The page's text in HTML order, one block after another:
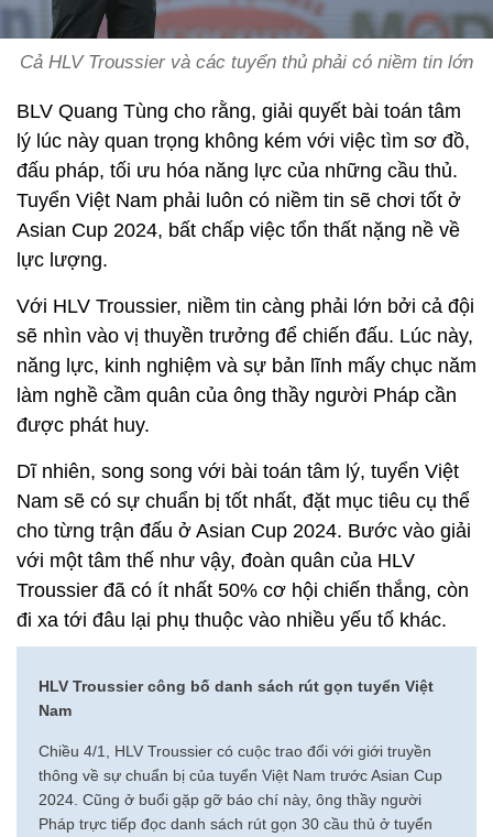
Cả HLV Troussier và các tuyển thủ phải có niềm tin lớn
BLV Quang Tùng cho rằng, giải quyết bài toán tâm
lý lúc này quan trọng không kém với việc tìm sơ đồ,
đấu pháp, tối ưu hóa năng lực của những cầu thủ.
Tuyển Việt Nam phải luôn có niềm tin sẽ chơi tốt ở
Asian Cup 2024, bất chấp việc tổn thất nặng nề về
lực lượng.
Với HLV Troussier, niềm tin càng phải lớn bởi cả đội
sẽ nhìn vào vị thuyền trưởng để chiến đấu. Lúc này,
năng lực, kinh nghiệm và sự bản lĩnh mấy chục năm
làm nghề cầm quân của ông thầy người Pháp cần
được phát huy.
Dĩ nhiên, song song với bài toán tâm lý, tuyển Việt
Nam sẽ có sự chuẩn bị tốt nhất, đặt mục tiêu cụ thể
cho từng trận đấu ở Asian Cup 2024. Bước vào giải
với một tâm thế như vậy, đoàn quân của HLV
Troussier đã có ít nhất 50% cơ hội chiến thắng, còn
đi xa tới đâu lại phụ thuộc vào nhiều yếu tố khác.
HLV Troussier công bố danh sách rút gọn tuyển Việt
Nam
Chiều 4/1, HLV Troussier có cuộc trao đổi với giới truyền
thông về sự chuẩn bị của tuyển Việt Nam trước Asian Cup
2024. Cũng ở buổi gặp gỡ báo chí này, ông thầy người
Pháp trực tiếp đọc danh sách rút gọn 30 cầu thủ ở tuyển